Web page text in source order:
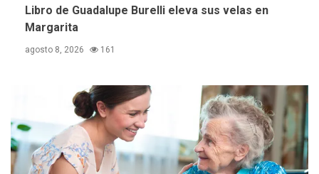
4
la altura de Macho Muerto
trabajan en diplomado para
creación y manejo de
estadísticas de turismo
Libro de Guadalupe Burelli eleva sus velas en
Margarita
agosto 8, 2026 161